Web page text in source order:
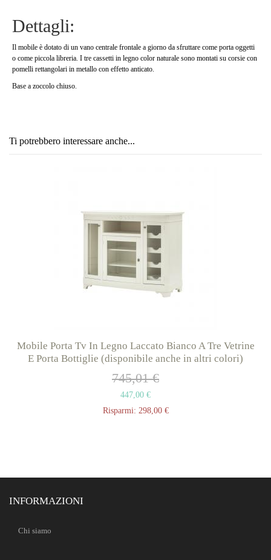
Dettagli:
Il mobile è dotato di un vano centrale frontale a giorno da sfruttare come porta oggetti
o come piccola libreria. I tre cassetti in legno color naturale sono montati su corsie con
pomelli rettangolari in metallo con effetto anticato.
Base a zoccolo chiuso.
Ti potrebbero interessare anche...
Mobile Porta Tv In Legno Laccato Bianco A Tre Vetrine
E Porta Bottiglie (disponibile anche in altri colori)
745,01 €
447,00 €
Risparmi: 298,00 €
INFORMAZIONI
Chi siamo